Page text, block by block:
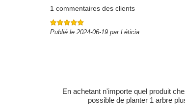
1 commentaires des clients
Publié le 2024-06-19 par Léticia
En achetant n'importe quel produit
possible de planter 1 arbre